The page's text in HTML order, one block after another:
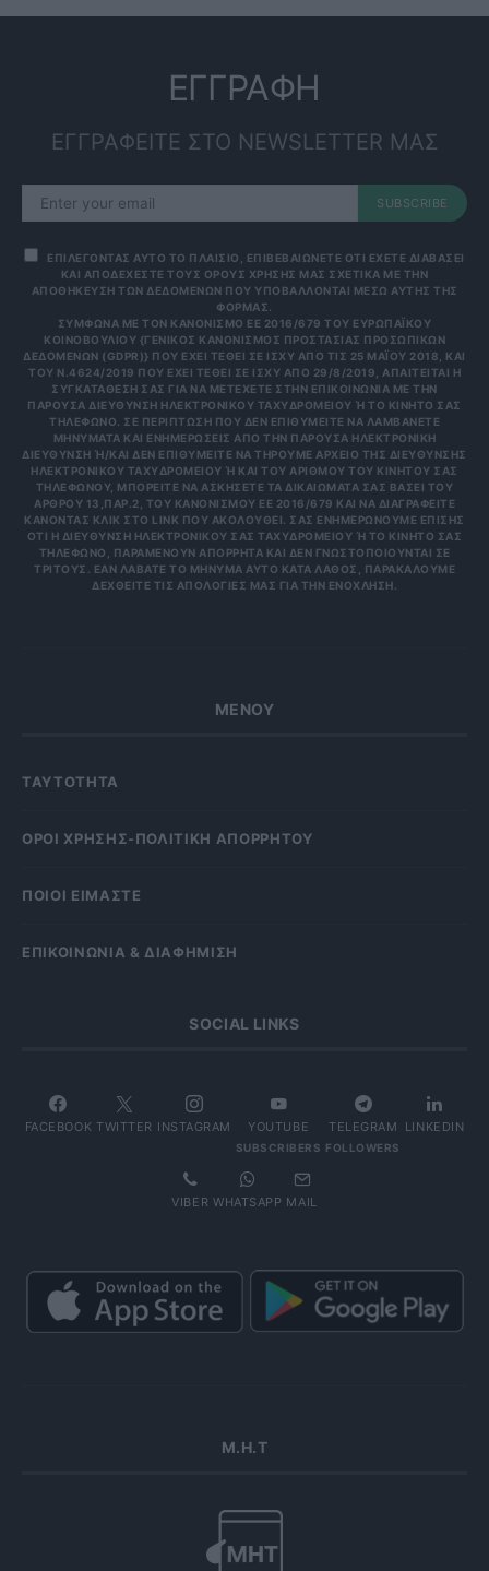
ΕΓΓΡΑΦΗ
ΕΓΓΡΑΦΕΙΤΕ ΣΤΟ NEWSLETTER ΜΑΣ
SUBSCRIBE
ΕΠΙΛΕΓΟΝΤΑΣ ΑΥΤΟ ΤΟ ΠΛΑΙΣΙΟ, ΕΠΙΒΕΒΑΙΩΝΕΤΕ ΟΤΙ ΕΧΕΤΕ ΔΙΑΒΑΣΕΙ
ΚΑΙ ΑΠΟΔΕΧΕΣΤΕ ΤΟΥΣ ΟΡΟΥΣ ΧΡΗΣΗΣ ΜΑΣ ΣΧΕΤΙΚΑ ΜΕ ΤΗΝ
ΑΠΟΘΗΚΕΥΣΗ ΤΩΝ ΔΕΔΟΜΕΝΩΝ ΠΟΥ ΥΠΟΒΑΛΛΟΝΤΑΙ ΜΕΣΩ ΑΥΤΗΣ ΤΗΣ
ΦΟΡΜΑΣ.
ΣΎΜΦΩΝΑ ΜΕ ΤΟΝ ΚΑΝΟΝΙΣΜΌ ΕΕ 2016/679 ΤΟΥ ΕΥΡΩΠΑΪΚΟΎ
ΚΟΙΝΟΒΟΥΛΊΟΥ {ΓΕΝΙΚΌΣ ΚΑΝΟΝΙΣΜΌΣ ΠΡΟΣΤΑΣΊΑΣ ΠΡΟΣΩΠΙΚΏΝ
ΔΕΔΟΜΈΝΩΝ (GDPR)} ΠΟΥ ΈΧΕΙ ΤΕΘΕΊ ΣΕ ΙΣΧΎ ΑΠΌ ΤΙΣ 25 ΜΑΪ́ΟΥ 2018, ΚΑΙ
ΤΟΥ Ν.4624/2019 ΠΟΥ ΈΧΕΙ ΤΕΘΕΊ ΣΕ ΙΣΧΎ ΑΠΌ 29/8/2019, ΑΠΑΙΤΕΊΤΑΙ Η
ΣΥΓΚΑΤΆΘΕΣΉ ΣΑΣ ΓΙΑ ΝΑ ΜΕΤΈΧΕΤΕ ΣΤΗΝ ΕΠΙΚΟΙΝΩΝΊΑ ΜΕ ΤΗΝ
ΠΑΡΟΎΣΑ ΔΙΕΎΘΥΝΣΗ ΗΛΕΚΤΡΟΝΙΚΟΎ ΤΑΧΥΔΡΟΜΕΊΟΥ Ή ΤΟ ΚΙΝΗΤΌ ΣΑΣ Τ
ΗΛΈΦΩΝΟ. ΣΕ ΠΕΡΊΠΤΩΣΗ ΠΟΥ ΔΕΝ ΕΠΙΘΥΜΕΊΤΕ ΝΑ ΛΑΜΒΆΝΕΤΕ Μ
ΗΝΎΜΑΤΑ ΚΑΙ ΕΝΗΜΕΡΏΣΕΙΣ ΑΠΌ ΤΗΝ ΠΑΡΟΎΣΑ ΗΛΕΚΤΡΟΝΙΚΉ Δ
ΙΕΎΘΥΝΣΗ Ή/ΚΑΙ ΔΕΝ ΕΠΙΘΥΜΕΊΤΕ ΝΑ ΤΗΡΟΎΜΕ ΑΡΧΕΊΟ ΤΗΣ ΔΙΕΎΘΥΝΣΗΣ ΗΛ
ΕΚΤΡΟΝΙΚΟΎ ΤΑΧΥΔΡΟΜΕΊΟΥ Ή ΚΑΙ ΤΟΥ ΑΡΙΘΜΟΎ ΤΟΥ ΚΙΝΗΤΟΎ ΣΑΣ ΤΗΛ
ΕΦΏΝΟΥ, ΜΠΟΡΕΊΤΕ ΝΑ ΑΣΚΉΣΕΤΕ ΤΑ ΔΙΚΑΙΏΜΑΤΆ ΣΑΣ ΒΆΣΕΙ ΤΟΥ ΆΡΘ
ΡΟΥ 13,ΠΑΡ.2, ΤΟΥ ΚΑΝΟΝΙΣΜΟΎ ΕΕ 2016/679 ΚΑΙ ΝΑ ΔΙΑΓΡΑΦΕΊΤΕ ΚΆΝ
ΟΝΤΑΣ ΚΛΙΚ ΣΤΟ LINK ΠΟΥ ΑΚΟΛΟΥΘΕΊ. ΣΑΣ ΕΝΗΜΕΡΏΝΟΥΜΕ ΕΠΊΣΗΣ ΌΤΙ
Η ΔΙΕΎΘΥΝΣΗ ΗΛΕΚΤΡΟΝΙΚΟΎ ΣΑΣ ΤΑΧΥΔΡΟΜΕΊΟΥ Ή ΤΟ ΚΙΝΗΤΌ ΣΑΣ ΤΗΛΈ
ΦΩΝΟ, ΠΑΡΑΜΈΝΟΥΝ ΑΠΌΡΡΗΤΑ ΚΑΙ ΔΕΝ ΓΝΩΣΤΟΠΟΙΟΎΝΤΑΙ ΣΕ ΤΡΊΤ
ΟΥΣ. ΕΆΝ ΛΆΒΑΤΕ ΤΟ ΜΉΝΥΜΑ ΑΥΤΌ ΚΑΤΆ ΛΆΘΟΣ, ΠΑΡΑΚΑΛΟΎΜΕ ΔΕΧΘ
ΕΊΤΕ ΤΙΣ ΑΠΟΛΟΓΊΕΣ ΜΑΣ ΓΙΑ ΤΗΝ ΕΝΌΧΛΗΣΗ.
ΜΕΝΟΥ
ΤΑΥΤΟΤΗΤΑ
OΡΟΙ ΧΡΗΣΗΣ-ΠΟΛΙΤΙΚΗ ΑΠΟΡΡΗΤΟΥ
ΠΟΙΟΙ ΕΙΜΑΣΤΕ
ΕΠΙΚΟΙΝΩΝΙΑ & ΔΙΑΦΗΜΙΣΗ
SOCIAL LINKS
FACEBOOK TWITTER INSTAGRAM YOUTUBE
SUBSCRIBERS
TELEGRAM
FOLLOWERS
LINKEDIN
VIBER WHATSAPP MAIL
Μ.Η.Τ